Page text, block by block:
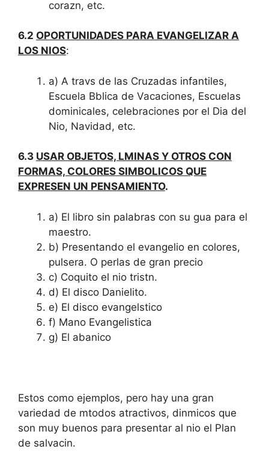
corazn, etc.
6.2 OPORTUNIDADES PARA EVANGELIZAR A
LOS NIOS:
a) A travs de las Cruzadas infantiles,
Escuela Bblica de Vacaciones, Escuelas
dominicales, celebraciones por el Dia del
Nio, Navidad, etc.
6.3 USAR OBJETOS, LMINAS Y OTROS CON
FORMAS, COLORES SIMBOLICOS QUE
EXPRESEN UN PENSAMIENTO.
a) El libro sin palabras con su gua para el
maestro.
b) Presentando el evangelio en colores,
pulsera. O perlas de gran precio
c) Coquito el nio tristn.
d) El disco Danielito.
e) El disco evangelstico
f) Mano Evangelistica
g) El abanico
Estos como ejemplos, pero hay una gran
variedad de mtodos atractivos, dinmicos que
son muy buenos para presentar al nio el Plan
de salvacin.